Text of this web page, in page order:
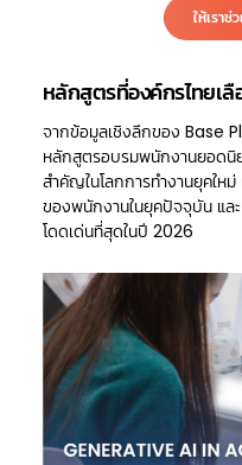
ให้เราช่
หลักสูตรที่องค์กรไทยเลื
จากข้อมูลเชิงลึกของ Base
หลักสูตรอบรมพนักงานยอดนิ
สำคัญในโลกการทำงานยุคให
ของพนักงานในยุคปัจจุบัน แ
โดดเด่นที่สุดในปี 2026